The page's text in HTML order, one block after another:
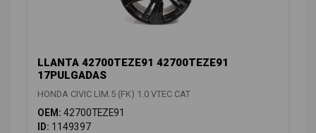
LLANTA 42700TEZE91 42700TEZE91
17PULGADAS
HONDA CIVIC LIM.5 (FK) 1.0 VTEC CAT
OEM: 42700TEZE91
ID: 1149397